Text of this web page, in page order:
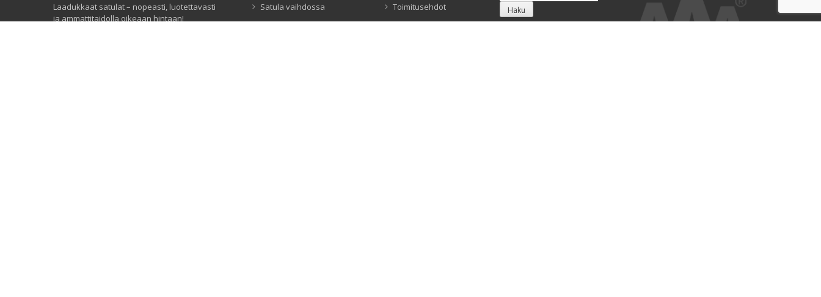
Laadukkaat satulat – nopeasti, luotettavasti
ja ammattitaidolla oikeaan hintaan!
Satula vaihdossa
Sovitus Muuramessa
Toimitusehdot
Sovitusehdot
Haku